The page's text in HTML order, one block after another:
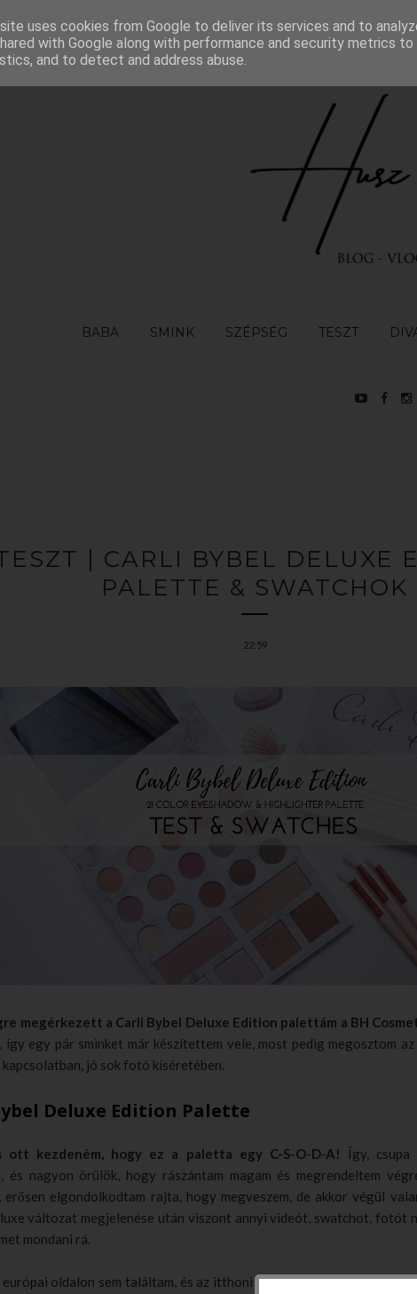
RÓLAM FELHASZNÁLÁSI FELTÉTELEK KAPCSOLAT
BABA SMINK SZÉPSÉG TESZT
| CARLI BYBEL DELUXE
PALETTE & SWATCHOK
22:59
megérkezett a Carli Bybel Deluxe Edition palettám a BH
így egy pár sminket már készítettem vele, most pedig megosztom
jó sok fotó kíséretében.
Deluxe Edition Palette
ott kezdeném, hogy ez a paletta egy C-S-O-D-A! Így, csupa
, és nagyon örülök, hogy rászántam magam és megrendeltem
erősen elgondolkodtam rajta, hogy megveszem, de akkor végül
változat megjelenése után viszont annyi videót, swatchot, fotót
mondani rá.
oldalon sem találtam, és az itthoni oldalakon is még csak az
uses cookies from Google to deliver its services and to
with Google along with performance and security metrics
and to detect and address abuse.